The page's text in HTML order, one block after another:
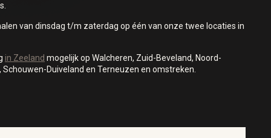
van dinsdag t/m zaterdag op één van onze twee locaties in
in Zeeland mogelijk op Walcheren, Zuid-Beveland, Noord-
Schouwen-Duiveland en Terneuzen en omstreken.